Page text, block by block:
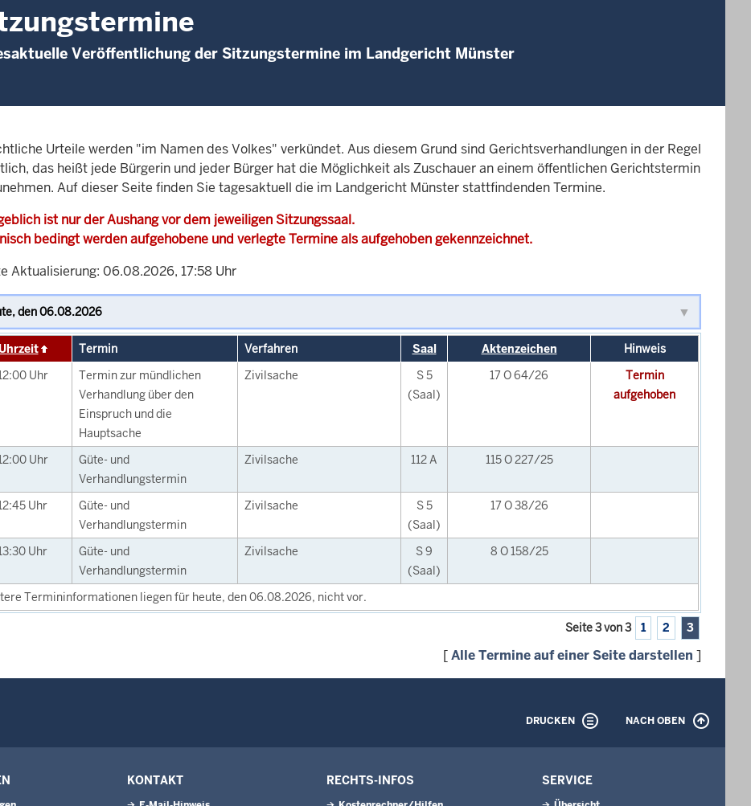
Veröffentlichung der Sitzungstermine im Landgericht Münster
Urteile werden "im Namen des Volkes" verkündet. Aus diesem Grund sind Gerichtsverhandlungen in der Regel
das heißt jede Bürgerin und jeder Bürger hat die Möglichkeit als Zuschauer an einem öffentlichen Gerichtstermin
Auf dieser Seite finden Sie tagesaktuell die im Landgericht Münster stattfindenden Termine.
ist nur der Aushang vor dem jeweiligen Sitzungssaal.
bedingt werden aufgehobene und verlegte Termine als aufgehoben gekennzeichnet.
Aktualisierung: 06.08.2026, 17:58 Uhr
Termin Verfahren Saal Aktenzeichen
Hinweis
Uhr
Termin zur mündlichen
Verhandlung über den
Einspruch und die
Hauptsache
Zivilsache
S 5
(Saal)
17 O 64/26
Termin
aufgehoben
Uhr
Güte- und
Verhandlungstermin
Zivilsache 112 A 115 O 227/25
Uhr
Güte- und
Verhandlungstermin
Zivilsache
S 5
(Saal)
17 O 38/26
Uhr
Güte- und
Verhandlungstermin
Zivilsache
S 9
(Saal)
8 O 158/25
Termininformationen liegen für heute, den 06.08.2026, nicht vor.
Seite 3 von 3 1 2 3
[Alle Termine auf einer Seite darstellen ]
DRUCKEN NACH OBEN
KONTAKT RECHTS-INFOS SERVICE